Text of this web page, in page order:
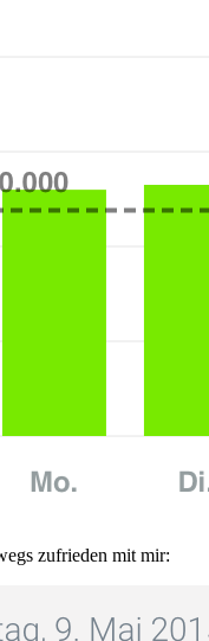
zufrieden mit mir: